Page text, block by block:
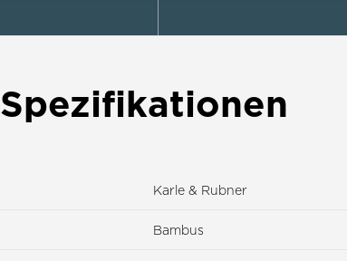
Spezifikationen
Karle & Rubner
Bambus